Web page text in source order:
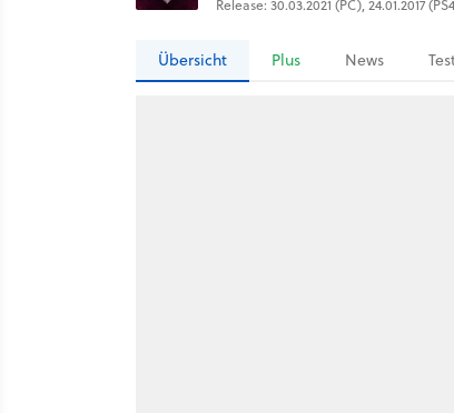
Release: 30.03.2021 (PC), 24.01.2017
Übersicht Plus News